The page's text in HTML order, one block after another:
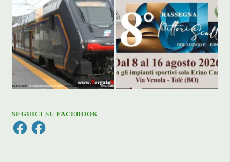
SEGUICI SU FACEBOOK
FacebookFacebook